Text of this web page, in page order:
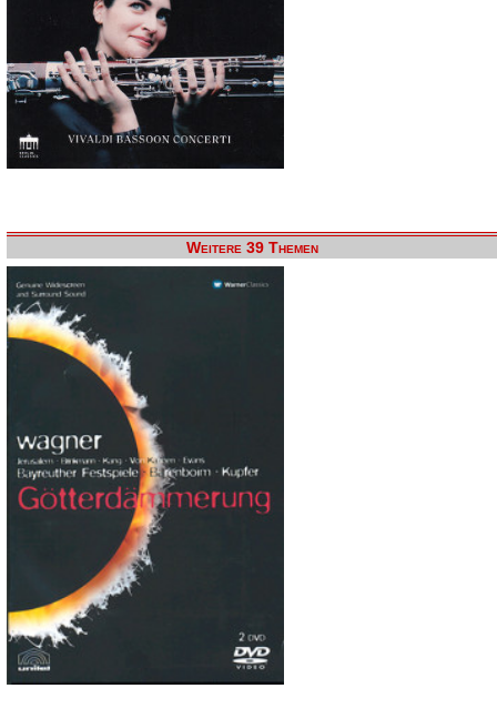
Weitere 39 Themen